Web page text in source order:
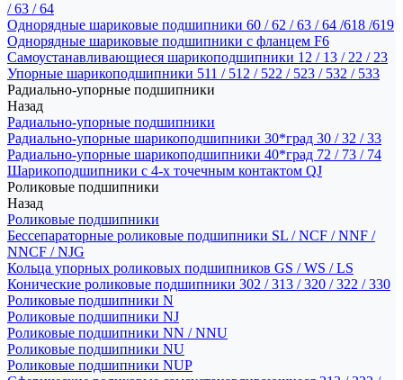
/ 63 / 64
Однорядные шариковые подшипники 60 / 62 / 63 / 64 /618 /619
Однорядные шариковые подшипники с фланцем F6
Самоустанавливающиеся шарикоподшипники 12 / 13 / 22 / 23
Упорные шарикоподшипники 511 / 512 / 522 / 523 / 532 / 533
Радиально-упорные подшипники
Назад
Радиально-упорные подшипники
Радиально-упорные шарикоподшипники 30*град 30 / 32 / 33
Радиально-упорные шарикоподшипники 40*град 72 / 73 / 74
Шарикоподшипники с 4-х точечным контактом QJ
Роликовые подшипники
Назад
Роликовые подшипники
Бессепараторные роликовые подшипники SL / NCF / NNF /
NNCF / NJG
Кольца упорных роликовых подшипников GS / WS / LS
Конические роликовые подшипники 302 / 313 / 320 / 322 / 330
Роликовые подшипники N
Роликовые подшипники NJ
Роликовые подшипники NN / NNU
Роликовые подшипники NU
Роликовые подшипники NUP